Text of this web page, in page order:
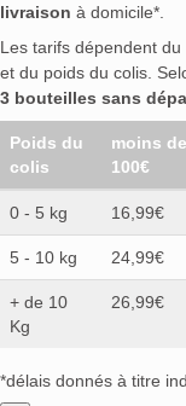
livraison à domicile*.
Les tarifs dépendent
et du poids du colis.
3 bouteilles sans
Poids du
colis
moins de
100€
0 - 5 kg 16,99€
5 - 10 kg 24,99€
+ de 10
Kg
26,99€
*délais donnés à titre